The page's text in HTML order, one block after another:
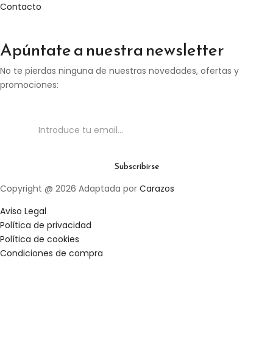
Contacto
Apúntate a nuestra newsletter
No te pierdas ninguna de nuestras novedades, ofertas y
promociones:
Copyright @ 2026 Adaptada por Carazos
Aviso Legal
Política de privacidad
Política de cookies
Condiciones de compra